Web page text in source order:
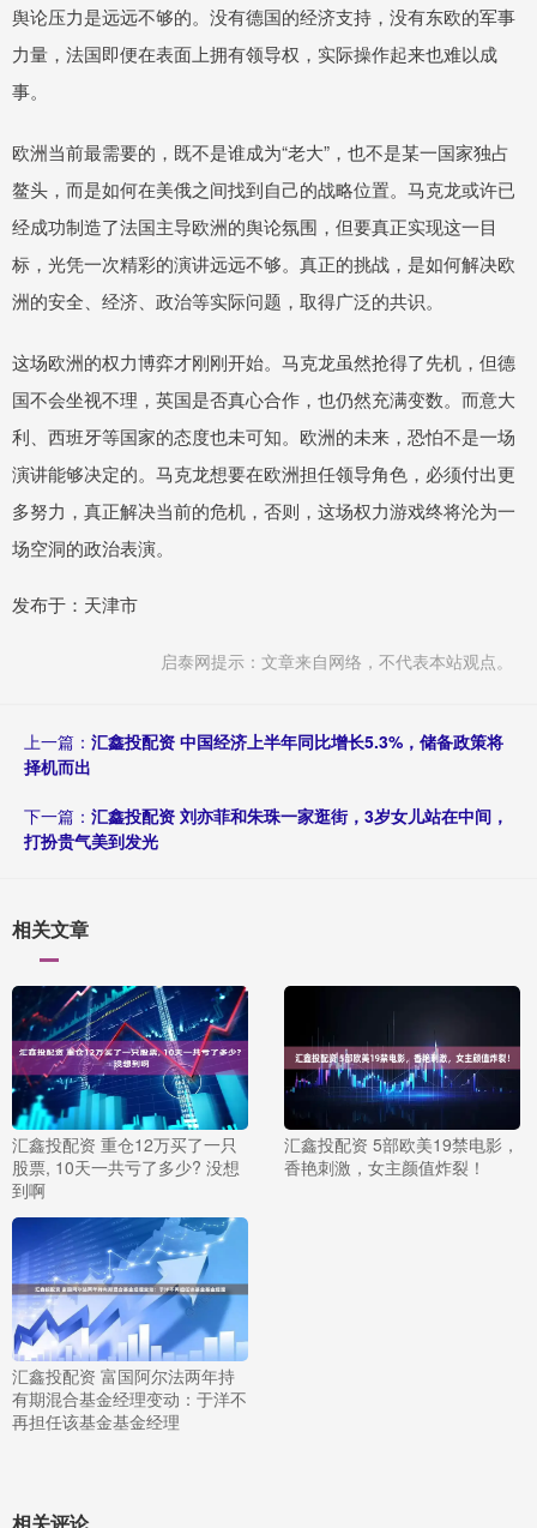
舆论压力是远远不够的。没有德国的经济支持，没有东欧的军事
力量，法国即便在表面上拥有领导权，实际操作起来也难以成
事。
欧洲当前最需要的，既不是谁成为“老大”，也不是某一国家独占
鳌头，而是如何在美俄之间找到自己的战略位置。马克龙或许已
经成功制造了法国主导欧洲的舆论氛围，但要真正实现这一目
标，光凭一次精彩的演讲远远不够。真正的挑战，是如何解决欧
洲的安全、经济、政治等实际问题，取得广泛的共识。
这场欧洲的权力博弈才刚刚开始。马克龙虽然抢得了先机，但德
国不会坐视不理，英国是否真心合作，也仍然充满变数。而意大
利、西班牙等国家的态度也未可知。欧洲的未来，恐怕不是一场
演讲能够决定的。马克龙想要在欧洲担任领导角色，必须付出更
多努力，真正解决当前的危机，否则，这场权力游戏终将沦为一
场空洞的政治表演。
发布于：天津市
启泰网提示：文章来自网络，不代表本站观点。
上一篇： 汇鑫投配资 中国经济上半年同比增长5.3%，储备政策将
择机而出
下一篇： 汇鑫投配资 刘亦菲和朱珠一家逛街，3岁女儿站在中间，
打扮贵气美到发光
相关文章
汇鑫投配资 重仓12万买了一只
股票, 10天一共亏了多少? 没想
到啊
汇鑫投配资 5部欧美19禁电影，
香艳刺激，女主颜值炸裂！
汇鑫投配资 富国阿尔法两年持
有期混合基金经理变动：于洋不
再担任该基金基金经理